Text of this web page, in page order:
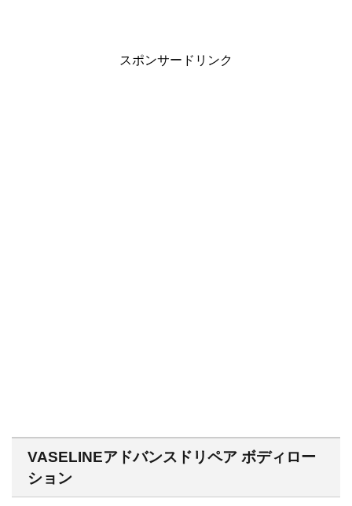
スポンサードリンク
VASELINEアドバンスドリペア ボディロー
ション